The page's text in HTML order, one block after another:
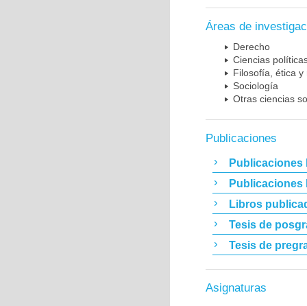
Áreas de
Derecho
Ciencias
Filosofía, ética y
Sociología
Otras ciencias
Publicaciones
Publicaciones
Publicaciones
Libros
Tesis de
Tesis de
Asignaturas